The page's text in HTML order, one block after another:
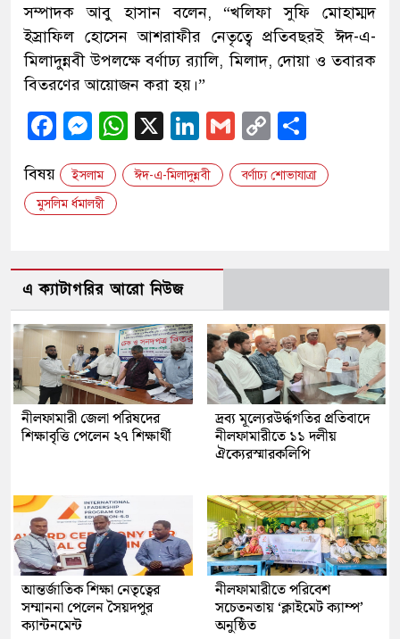
সম্পাদক আবু হাসান বলেন, “খলিফা সুফি মোহাম্মদ
ইস্রাফিল হোসেন আশরাফীর নেতৃত্বে প্রতিবছরই ঈদ-এ-
মিলাদুন্নবী উপলক্ষে বর্ণাঢ্য র‌্যালি, মিলাদ, দোয়া ও তবারক
বিতরণের আয়োজন করা হয়।”
Facebook
Messenger
WhatsApp
X LinkedIn
Gmail
Copy
Link
বিষয় ইসলাম ঈদ-এ-মিলাদুন্নবী
বর্ণাঢ্য শোভাযাত্রা
মুসলিম র্ধমালম্বী
এ ক্যাটাগরির আরো নিউজ
নীলফামারী জেলা পরিষদের
শিক্ষাবৃত্তি পেলেন ২৭ শিক্ষার্থী
দ্রব্য মূল্যেরউর্দ্ধগতির প্রতিবাদে
নীলফামারীতে ১১ দলীয়
ঐক্যেরস্মারকলিপি
আন্তর্জাতিক শিক্ষা নেতৃত্বের
সম্মাননা পেলেন সৈয়দপুর
ক্যান্টনমেন্ট
নীলফামারীতে পরিবেশ
সচেতনতায় ‘ক্লাইমেট ক্যাম্প’
অনুষ্ঠিত